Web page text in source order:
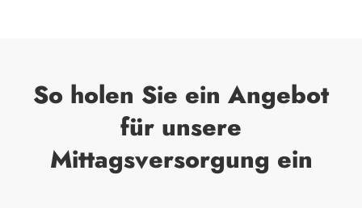
So holen Sie ein Angebot
für unsere
Mittagsversorgung ein